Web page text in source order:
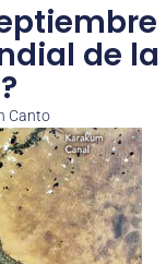
de la
Canto